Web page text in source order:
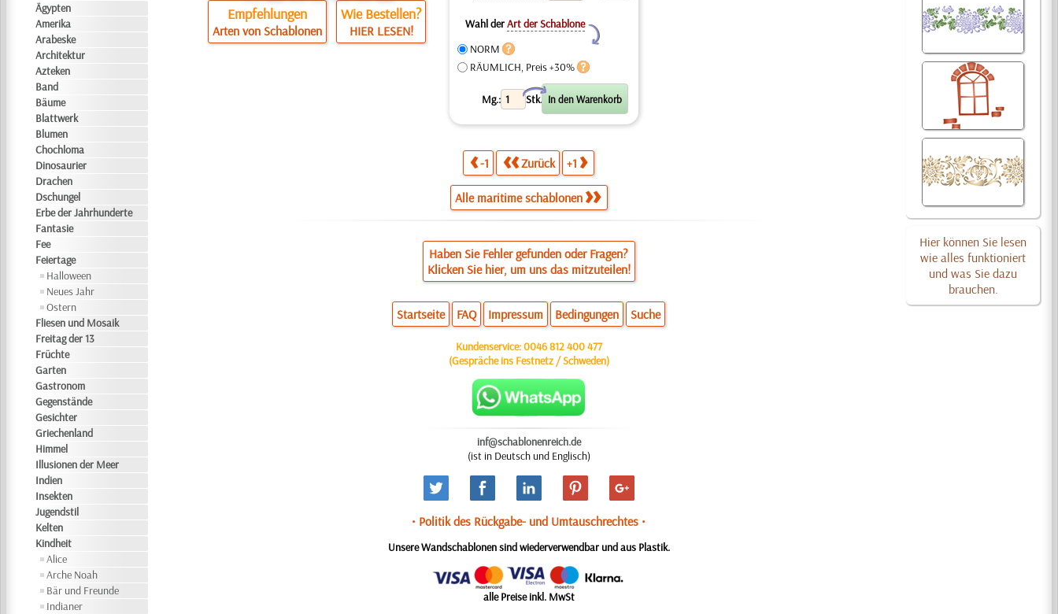
Ägypten
Amerika
Arabeske
Architektur
Azteken
Band
Bäume
Blattwerk
Blumen
Chochloma
Dinosaurier
Drachen
Dschungel
Erbe der Jahrhunderte
Fantasie
Fee
Feiertage
Halloween
Neues Jahr
Ostern
Fliesen und Mosaik
Freitag der 13
Früchte
Garten
Gastronom
Gegenstände
Gesichter
Griechenland
Himmel
Illusionen der Meer
Indien
Insekten
Jugendstil
Kelten
Kindheit
Alice
Arche Noah
Bär und Freunde
Indianer
Hier können Sie lesen
wie alles funktioniert
und was Sie dazu
brauchen.
Empfehlungen
Arten von Schablonen
Wie Bestellen?
HIER LESEN! Wahl derArt der Schablone
Y
NORM
RÄUMLICH, Preis +30%
Mg.: Stk.
X
-1 Zurück +1
Alle maritime schablonen
Haben Sie Fehler gefunden oder Fragen?
Klicken Sie hier, um uns das mitzuteilen!
Startseite FAQ Impressum Bedingungen Suche
Kundenservice:0046 812 400 477
(Gespräche ins Festnetz / Schweden)
inf@schablonenreich.de
(ist in Deutsch und Englisch)
• Politik des Rückgabe- und Umtauschrechtes •
Unsere Wandschablonen sind wiederverwendbar und aus Plastik.
alle Preise inkl. MwSt